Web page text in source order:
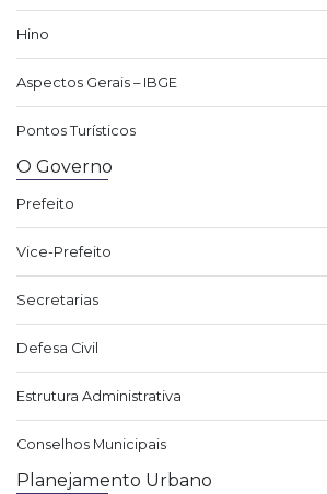
Hino
Aspectos Gerais – IBGE
Pontos Turísticos
O Governo
Prefeito
Vice-Prefeito
Secretarias
Defesa Civil
Estrutura Administrativa
Conselhos Municipais
Planejamento Urbano